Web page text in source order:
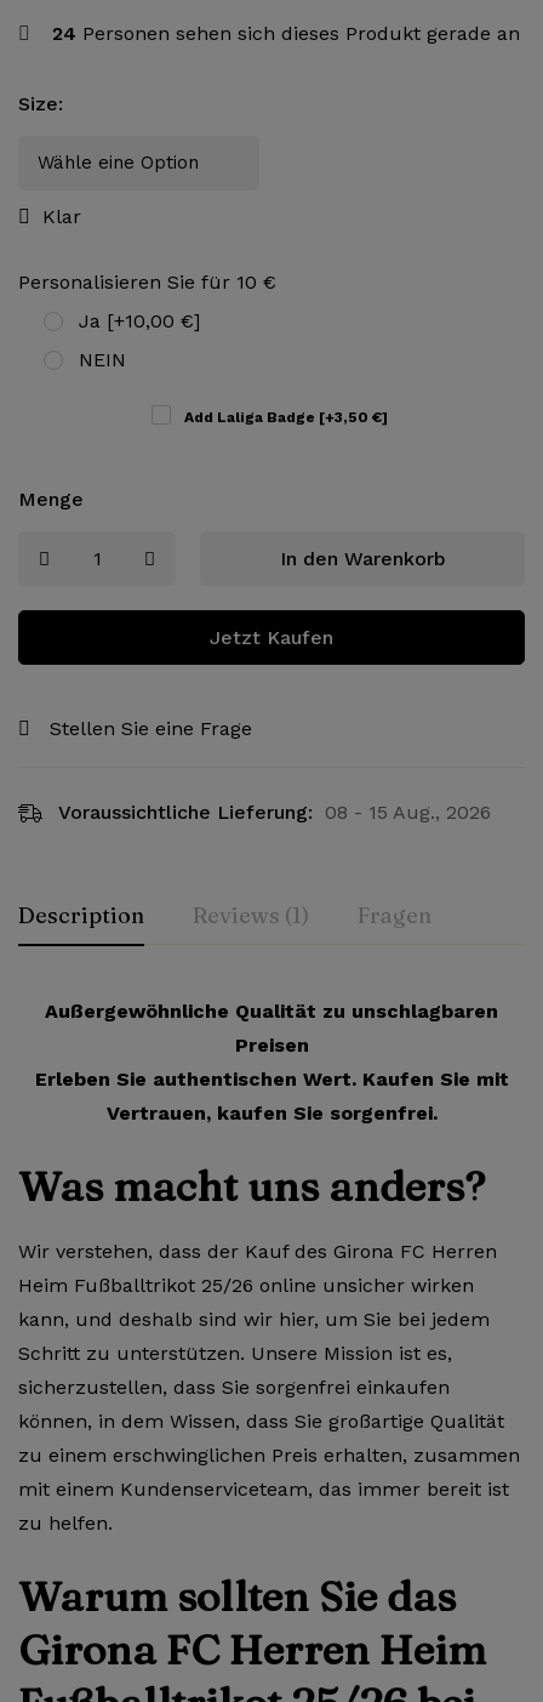
24 Personen sehen sich dieses Produkt gerade an
Size:
Klar
Personalisieren Sie für 10 €
Ja [+10,00 €]
NEIN
Add Laliga Badge [+3,50 €]
Menge
In den Warenkorb
Jetzt Kaufen
Stellen Sie eine Frage
Voraussichtliche Lieferung: 08 - 15 Aug., 2026
Description Reviews (1) Fragen
Außergewöhnliche Qualität zu unschlagbaren
Preisen
Erleben Sie authentischen Wert. Kaufen Sie mit
Vertrauen, kaufen Sie sorgenfrei.
Was macht uns anders?
Wir verstehen, dass der Kauf des Girona FC Herren
Heim Fußballtrikot 25/26 online unsicher wirken
kann, und deshalb sind wir hier, um Sie bei jedem
Schritt zu unterstützen. Unsere Mission ist es,
sicherzustellen, dass Sie sorgenfrei einkaufen
können, in dem Wissen, dass Sie großartige Qualität
zu einem erschwinglichen Preis erhalten, zusammen
mit einem Kundenserviceteam, das immer bereit ist
zu helfen.
Warum sollten Sie das
Girona FC Herren Heim